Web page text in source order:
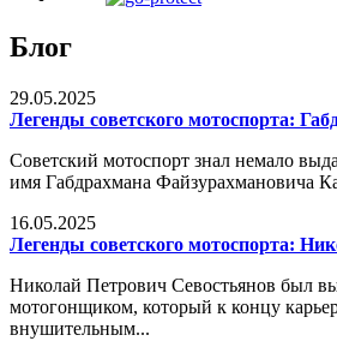
Блог
29.05.2025
Легенды советского мотоспорта:
Советский мотоспорт знал немало
имя Габдрахмана Файзурахмановича
16.05.2025
Легенды советского мотоспорта:
Николай Петрович Севостьянов был
мотогонщиком, который к концу
внушительным...